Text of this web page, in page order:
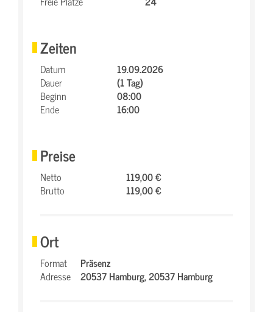
Zeiten
Datum
19.09.2026
Dauer
(1 Tag)
Beginn
08:00
Ende
16:00
Preise
Netto
119,00 €
Brutto
119,00 €
Ort
Format
Präsenz
Adresse
20537 Hamburg,20537 Hamburg